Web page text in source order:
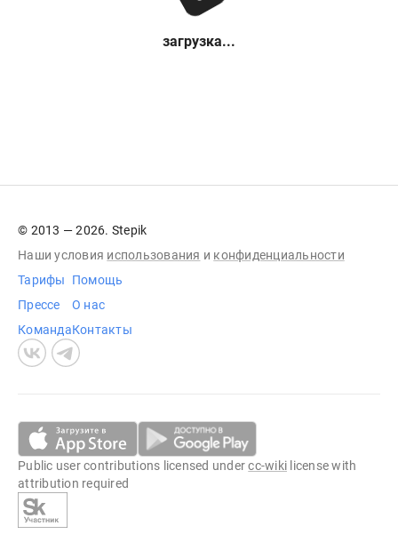
загрузка...
© 2013 — 2026. Stepik
Наши условия использования и конфиденциальности
Тарифы
Прессе
Команда
Помощь
О нас
Контакты
Public user contributions licensed undercc-wiki license with
attribution required